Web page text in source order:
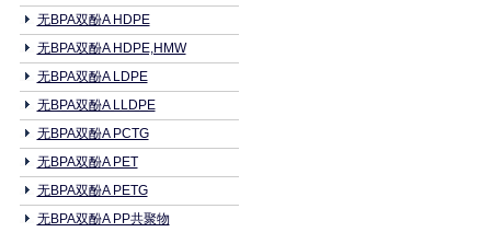
无BPA双酚A HDPE
无BPA双酚A HDPE,HMW
无BPA双酚A LDPE
无BPA双酚A LLDPE
无BPA双酚A PCTG
无BPA双酚A PET
无BPA双酚A PETG
无BPA双酚A PP共聚物